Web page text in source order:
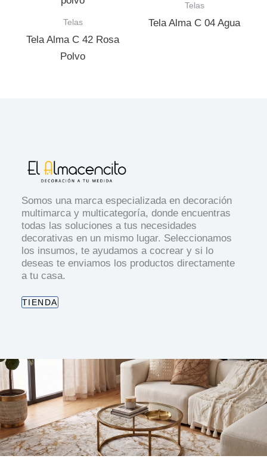
Telas
Tela Alma C 42 Rosa
Polvo
Telas
Tela Alma C 04 Agua
Somos una marca especializada en decoración
multimarca y multicategoría, donde encuentras
todas las soluciones a tus necesidades
decorativas en un mismo lugar. Seleccionamos
los insumos, te ayudamos a cocrear y si lo
deseas te enviamos los productos directamente
a tu casa.
TIENDA